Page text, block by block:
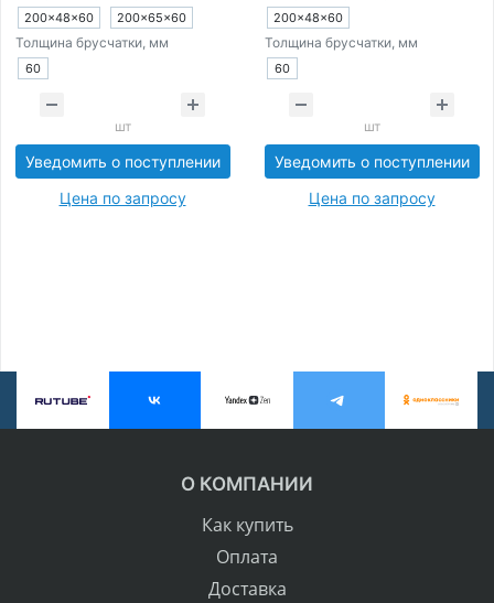
200×48×60 200×65×60
Толщина брусчатки, мм
60
шт
Уведомить о поступлении
Цена по запросу
200×48×60
Толщина брусчатки, мм
60
шт
Уведомить о поступлении
Цена по запросу
О КОМПАНИИ
Как купить
Оплата
Доставка